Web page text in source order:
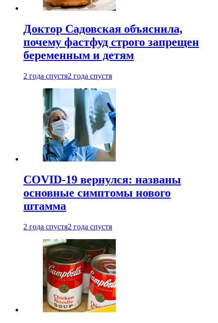
Доктор Садовская объяснила,
почему фастфуд строго запрещен
беременным и детям
2 года спустя2 года спустя
COVID-19 вернулся: названы
основные симптомы нового
штамма
2 года спустя2 года спустя